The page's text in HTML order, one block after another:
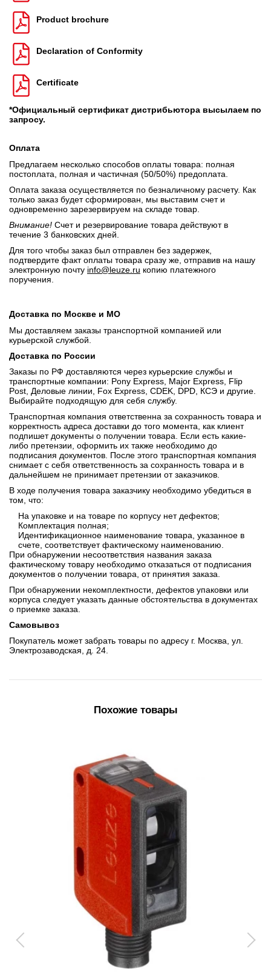
Product brochure
Declaration of Conformity
Certificate
*Официальный сертификат дистрибьютора высылаем по
запросу.
Оплата
Предлагаем несколько способов оплаты товара: полная
постоплата, полная и частичная (50/50%) предоплата.
Оплата заказа осуществляется по безналичному расчету. Как
только заказ будет сформирован, мы выставим счет и
одновременно зарезервируем на складе товар.
Внимание! Счет и резервирование товара действуют в
течение 3 банковских дней.
Для того чтобы заказ был отправлен без задержек,
подтвердите факт оплаты товара сразу же, отправив на нашу
электронную почту info@leuze.ru копию платежного
поручения.
Доставка по Москве и МО
Мы доставляем заказы транспортной компанией или
курьерской службой.
Доставка по России
Заказы по РФ доставляются через курьерские службы и
транспортные компании: Pony Express, Major Express, Flip
Post, Деловые линии, Fox Express, CDEK, DPD, КСЭ и другие.
Выбирайте подходящую для себя службу.
Транспортная компания ответственна за сохранность товара и
корректность адреса доставки до того момента, как клиент
подпишет документы о получении товара. Если есть какие-
либо претензии, оформить их также необходимо до
подписания документов. После этого транспортная компания
снимает с себя ответственность за сохранность товара и в
дальнейшем не принимает претензии от заказчиков.
В ходе получения товара заказчику необходимо убедиться в
том, что:
На упаковке и на товаре по корпусу нет дефектов;
Комплектация полная;
Идентификационное наименование товара, указанное в
счете, соответствует фактическому наименованию.
При обнаружении несоответствия названия заказа
фактическому товару необходимо отказаться от подписания
документов о получении товара, от принятия заказа.
При обнаружении некомплектности, дефектов упаковки или
корпуса следует указать данные обстоятельства в документах
о приемке заказа.
Самовывоз
Покупатель может забрать товары по адресу г. Москва, ул.
Электрозаводская, д. 24.
Похожие товары